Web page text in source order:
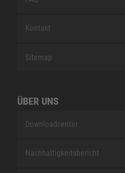
Kontakt
Sitemap
ÜBER UNS
Downloadcenter
Nachhaltigkeitsbericht